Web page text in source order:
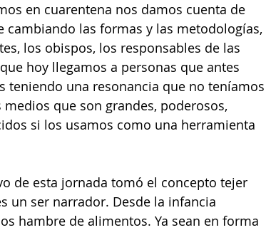
en cuarentena nos damos cuenta de
las formas y las metodologías,
los obispos, los responsables de las
hoy llegamos a personas que antes
teniendo una resonancia que no teníamos
que son grandes, poderosos,
si los usamos como una herramienta
de esta jornada tomó el concepto tejer
un ser narrador. Desde la infancia
hambre de alimentos. Ya sean en forma